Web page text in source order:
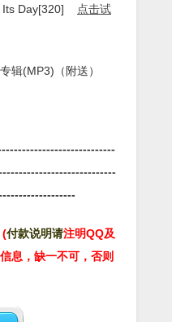
Its Day[320]
点击试
辑(MP3)（附送）
(付款说明请注明QQ及
信息 ，缺一不可，否则